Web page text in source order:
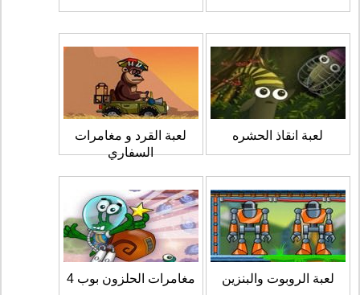
لعبة انقاذ الحشره
لعبة القرد و مغامرات
السفاري
لعبة الروبوت والبنزين مغامرات الحلزون بوب 4